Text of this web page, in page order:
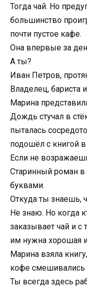
Тогда чай. Но
большинство
почти пустое кафе.
Она впервые за
А ты?
Иван Петров,
Владелец, бариста
Марина
Дождь стучал в
пыталась
подошёл с книгой в
Если не
Старинный роман
буквами.
Откуда ты знаешь,
Не знаю. Но когда
заказывает чай и
им нужна хорошая
Марина взяла
кофе смешивались
Ты всегда здесь